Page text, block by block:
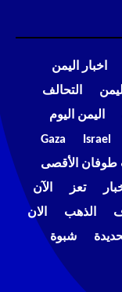
اخبار اليمن
التحالف
اليمن اليوم
Israel
Gaza
طوفان الأقصى
تعز
الآن
الذهب
الان
شبوة